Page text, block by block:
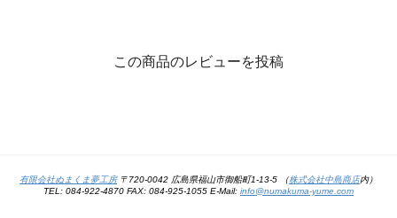
この商品のレビューを投稿
有限会社ぬまくま夢工房〒720-0042 広島県福山市御船町1-13-5 （株式会社中島商店内）
TEL: 084-922-4870 FAX: 084-925-1055 E-Mail: info@numakuma-yume.com